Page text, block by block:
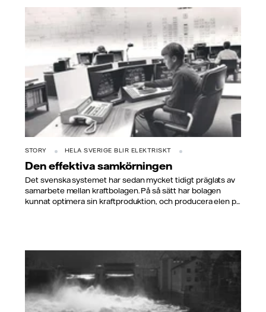
STORY HELA SVERIGE BLIR ELEKTRISKT
Den effektiva samkörningen
Det svenska systemet har sedan mycket tidigt präglats av
samarbete mellan kraftbolagen. På så sätt har bolagen
kunnat optimera sin kraftproduktion, och producera elen p...